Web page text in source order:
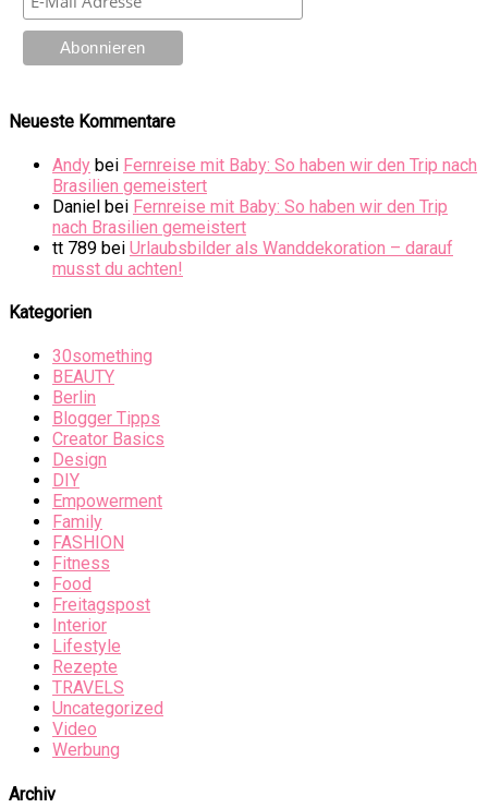
Neueste Kommentare
Andy bei Fernreise mit Baby: So haben wir den Trip nach
Brasilien gemeistert
Daniel bei Fernreise mit Baby: So haben wir den Trip
nach Brasilien gemeistert
tt 789 bei Urlaubsbilder als Wanddekoration – darauf
musst du achten!
Kategorien
30something
BEAUTY
Berlin
Blogger Tipps
Creator Basics
Design
DIY
Empowerment
Family
FASHION
Fitness
Food
Freitagspost
Interior
Lifestyle
Rezepte
TRAVELS
Uncategorized
Video
Werbung
Archiv